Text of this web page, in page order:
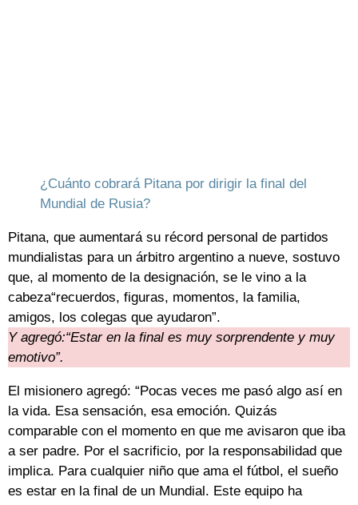
¿Cuánto cobrará Pitana por dirigir la final del
Mundial de Rusia?
Pitana, que aumentará su récord personal de partidos
mundialistas para un árbitro argentino a nueve, sostuvo
que, al momento de la designación, se le vino a la
cabeza“recuerdos, figuras, momentos, la familia,
amigos, los colegas que ayudaron”.
Y agregó:“Estar en la final es muy sorprendente y muy
emotivo”.
El misionero agregó: “Pocas veces me pasó algo así en
la vida. Esa sensación, esa emoción. Quizás
comparable con el momento en que me avisaron que iba
a ser padre. Por el sacrificio, por la responsabilidad que
implica. Para cualquier niño que ama el fútbol, el sueño
es estar en la final de un Mundial. Este equipo ha